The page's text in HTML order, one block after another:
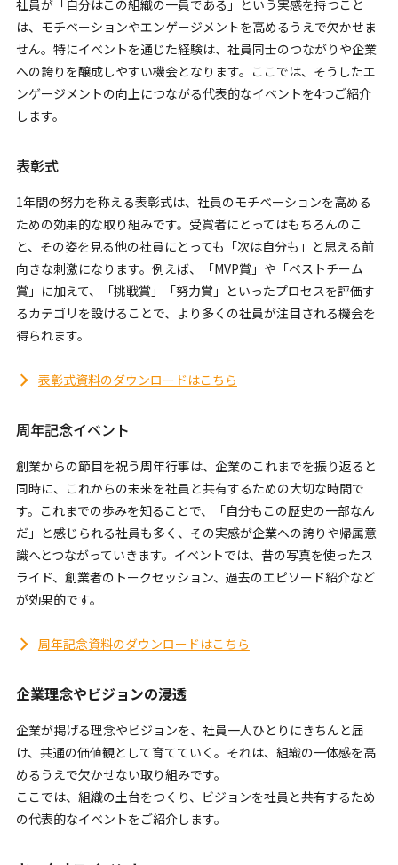
社員が「自分はこの組織の一員である」という実感を持つこと
は、モチベーションやエンゲージメントを高めるうえで欠かせま
せん。特にイベントを通じた経験は、社員同士のつながりや企業
への誇りを醸成しやすい機会となります。ここでは、そうしたエ
ンゲージメントの向上につながる代表的なイベントを4つご紹介
します。
表彰式
1年間の努力を称える表彰式は、社員のモチベーションを高める
ための効果的な取り組みです。受賞者にとってはもちろんのこ
と、その姿を見る他の社員にとっても「次は自分も」と思える前
向きな刺激になります。例えば、「MVP賞」や「ベストチーム
賞」に加えて、「挑戦賞」「努力賞」といったプロセスを評価す
るカテゴリを設けることで、より多くの社員が注目される機会を
得られます。
表彰式資料のダウンロードはこちら
周年記念イベント
創業からの節目を祝う周年行事は、企業のこれまでを振り返ると
同時に、これからの未来を社員と共有するための大切な時間で
す。これまでの歩みを知ることで、「自分もこの歴史の一部なん
だ」と感じられる社員も多く、その実感が企業への誇りや帰属意
識へとつながっていきます。イベントでは、昔の写真を使ったス
ライド、創業者のトークセッション、過去のエピソード紹介など
が効果的です。
周年記念資料のダウンロードはこちら
企業理念やビジョンの浸透
企業が掲げる理念やビジョンを、社員一人ひとりにきちんと届
け、共通の価値観として育てていく。それは、組織の一体感を高
めるうえで欠かせない取り組みです。
ここでは、組織の土台をつくり、ビジョンを社員と共有するため
の代表的なイベントをご紹介します。